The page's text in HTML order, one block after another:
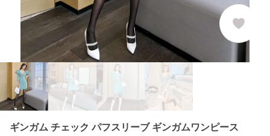
ギンガム チェック パフスリーブ ギンガムワンピース